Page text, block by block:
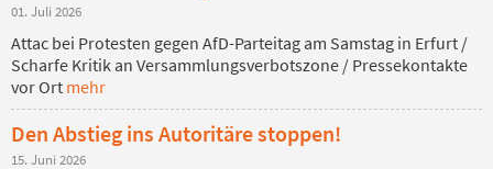
01. Juli 2026
Attac bei Protesten gegen AfD-Parteitag am Samstag in Erfurt /
Scharfe Kritik an Versammlungsverbotszone / Pressekontakte
vor Ort mehr
Den Abstieg ins Autoritäre stoppen!
15. Juni 2026